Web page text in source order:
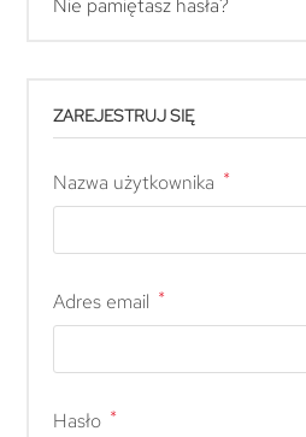
Nie pamiętasz hasła?
ZAREJESTRUJ SIĘ
Nazwa użytkownika *
Adres email *
Hasło *